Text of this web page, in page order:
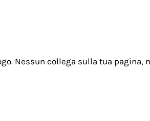
Nessun collega sulla tua pagina,